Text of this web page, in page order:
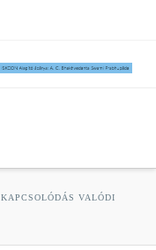
VALÓDI